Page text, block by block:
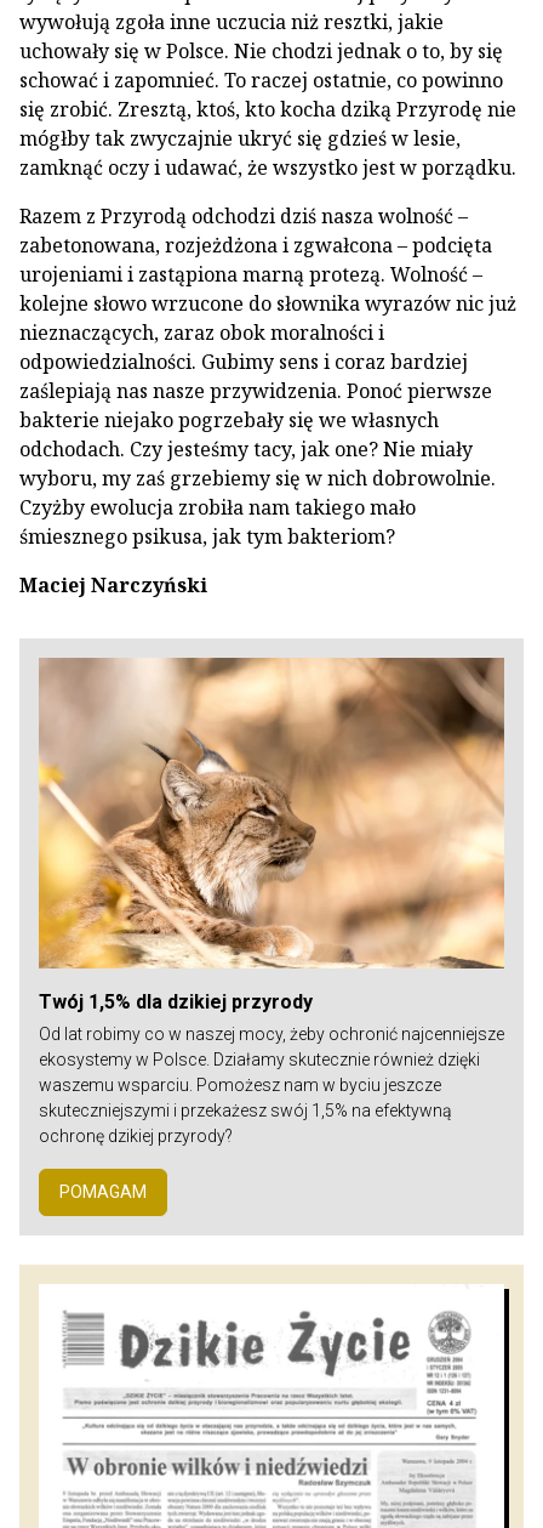
wywołują zgoła inne uczucia niż resztki, jakie
uchowały się w Polsce. Nie chodzi jednak o to, by się
schować i zapomnieć. To raczej ostatnie, co powinno
się zrobić. Zresztą, ktoś, kto kocha dziką Przyrodę nie
mógłby tak zwyczajnie ukryć się gdzieś w lesie,
zamknąć oczy i udawać, że wszystko jest w porządku.
Razem z Przyrodą odchodzi dziś nasza wolność –
zabetonowana, rozjeżdżona i zgwałcona – podcięta
urojeniami i zastąpiona marną protezą. Wolność –
kolejne słowo wrzucone do słownika wyrazów nic już
nieznaczących, zaraz obok moralności i
odpowiedzialności. Gubimy sens i coraz bardziej
zaślepiają nas nasze przywidzenia. Ponoć pierwsze
bakterie niejako pogrzebały się we własnych
odchodach. Czy jesteśmy tacy, jak one? Nie miały
wyboru, my zaś grzebiemy się w nich dobrowolnie.
Czyżby ewolucja zrobiła nam takiego mało
śmiesznego psikusa, jak tym bakteriom?
Maciej Narczyński
Twój 1,5% dla dzikiej przyrody
Od lat robimy co w naszej mocy, żeby ochronić najcenniejsze
ekosystemy w Polsce. Działamy skutecznie również dzięki
waszemu wsparciu. Pomożesz nam w byciu jeszcze
skuteczniejszymi i przekażesz swój 1,5% na efektywną
ochronę dzikiej przyrody?
POMAGAM